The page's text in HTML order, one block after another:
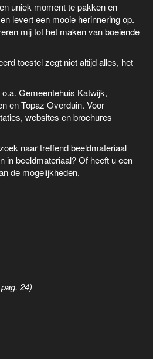
uniek moment te pakken en
levert een mooie herinnering op.
mij tot het maken van boeiende
toestel zegt niet altijd alles, het
Gemeentehuis Katwijk,
en Topaz Overduin. Voor
websites en brochures
naar treffend beeldmateriaal
in beeldmateriaal? Of heeft u een
de mogelijkheden.
24)